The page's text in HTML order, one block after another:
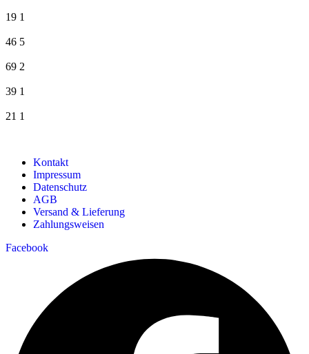
19 1
46 5
69 2
39 1
21 1
Kontakt
Impressum
Datenschutz
AGB
Versand & Lieferung
Zahlungsweisen
Facebook